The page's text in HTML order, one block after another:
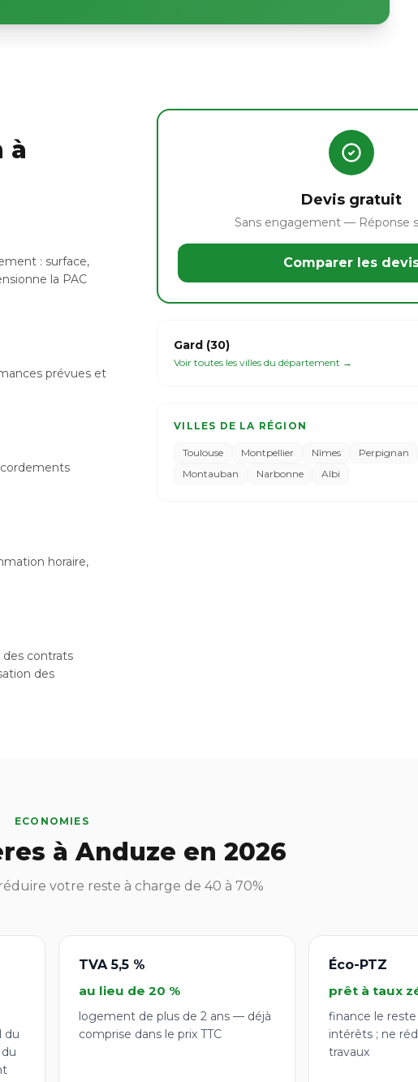
à
: surface,
la PAC
prévues et
horaire,
des contrats
des
Devis gratuit
Sans engagement — Réponse
Comparer les
Gard (30)
Voir toutes les villes du département →
VILLES DE LA RÉGION
Toulouse Montpellier Nîmes Perpignan
Montauban
Narbonne Albi
ECONOMIES
à Anduze en 2026
votre reste à charge de 40 à 70%
du
TVA 5,5 %
au lieu de 20 %
logement de plus de 2 ans — déjà
comprise dans le prix TTC
Éco-PTZ
prêt à taux
finance le
intérêts ; ne
travaux